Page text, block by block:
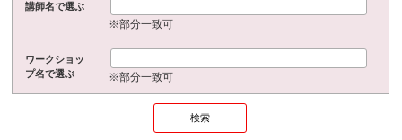
講師名で選ぶ
※部分一致可
ワークショッ
プ名で選ぶ
※部分一致可